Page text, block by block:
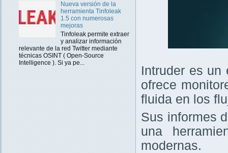
Nueva versión de la
herramienta Tinfoleak
1.5 con numerosas
mejoras
Tinfoleak permite extraer
y analizar información
relevante de la red Twitter mediante
técnicas OSINT ( Open-Source
Intelligence ). Si ya pe...
Intruder es un
ofrece
fluida en los
Sus informes
una
modernas.